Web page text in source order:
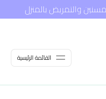
والتمريض بالمنزل
القائمة الرئيسية